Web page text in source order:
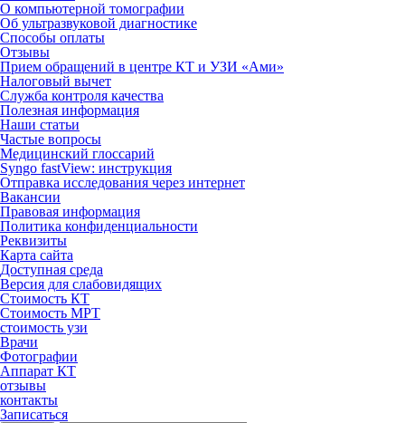
О компьютерной томографии
Об ультразвуковой диагностике
Способы оплаты
Отзывы
Прием обращений в центре КТ и УЗИ «Ами»
Налоговый вычет
Служба контроля качества
Полезная информация
Наши статьи
Частые вопросы
Медицинский глоссарий
Syngo fastView: инструкция
Отправка исследования через интернет
Вакансии
Правовая информация
Политика конфиденциальности
Реквизиты
Карта сайта
Доступная среда
Версия для слабовидящих
Стоимость КТ
Стоимость МРТ
стоимость узи
Врачи
Фотографии
Аппарат КТ
отзывы
контакты
Записаться